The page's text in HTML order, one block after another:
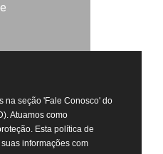
Virtual do
de Tributos
na seção 'Fale Conosco' do
Atuamos como
Esta política de
informações com